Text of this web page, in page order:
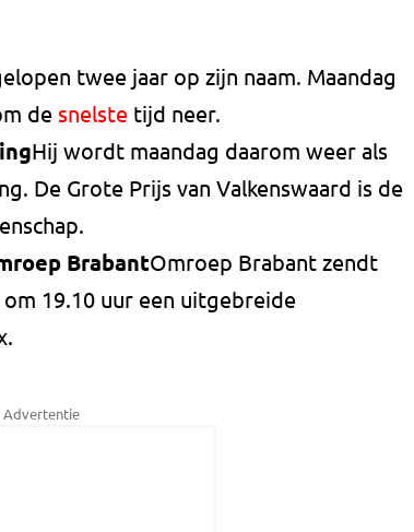
twee jaar op zijn naam. Maandag
de snelste tijd neer.
Hij wordt maandag daarom weer als
De Grote Prijs van Valkenswaard is de
BrabantOmroep Brabant zendt
19.10 uur een uitgebreide
Advertentie